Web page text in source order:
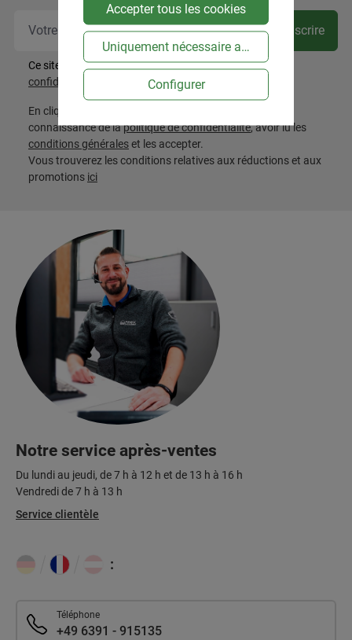
Souscrire
Ce site est protégé par reCAPTCHA et lesRègles de
confidentialité
Conditions d'utilisation
En cliquant sur « S'abonner », vous confirmez avoir pris
connaissance de lapolitique de confidentialité, avoir lu les
conditions généraleset les accepter.
Vous trouverez les conditions relatives aux réductions et aux
promotions ici
Notre service après-ventes
Du lundi au jeudi, de 7 h à 12 h et de 13 h à 16 h
Vendredi de 7 h à 13 h
Service clientèle
:
Téléphone
+49 6391 - 915135
Accepter tous les cookies
Uniquement nécessaire au niveau technique
Configurer